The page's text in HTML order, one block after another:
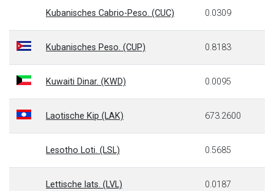
Kubanisches Cabrio-Peso. (CUC) 0.0309
Kubanisches Peso. (CUP) 0.8183
Kuwaiti Dinar. (KWD) 0.0095
Laotische Kip (LAK) 673.2600
Lesotho Loti. (LSL) 0.5685
Lettische lats. (LVL) 0.0187